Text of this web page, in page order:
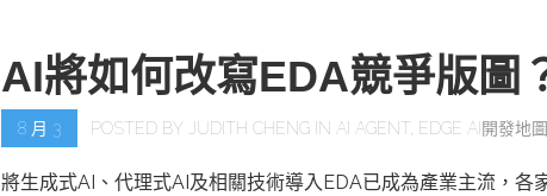
AI將如何改寫EDA競爭版圖
8 月 3 POSTED BY JUDITH CHENG IN AI AGENT EDGE AI開發地圖
將生成式AI、代理式AI及相關技術導入EDA已成為產業主流，各